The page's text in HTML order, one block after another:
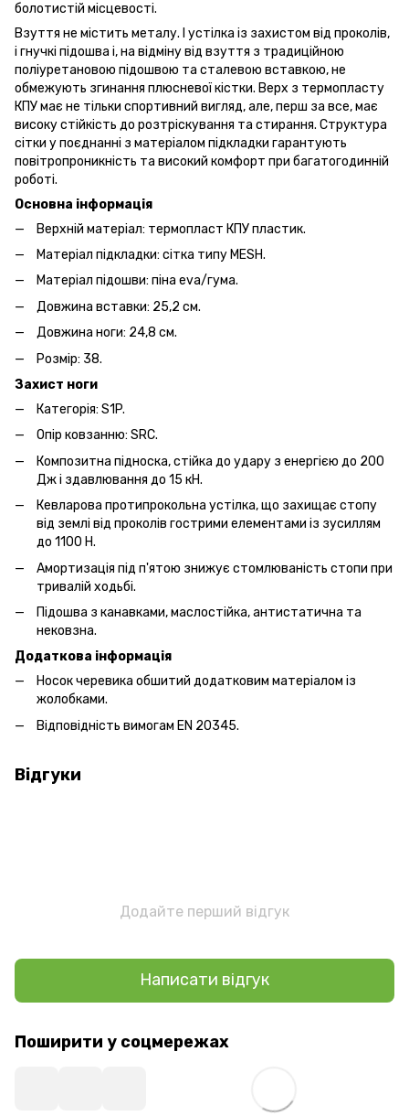
болотистій місцевості.
Взуття не містить металу. І устілка із захистом від проколів,
і гнучкі підошва і, на відміну від взуття з традиційною
поліуретановою підошвою та сталевою вставкою, не
обмежують згинання плюсневої кістки. Верх з термопласту
КПУ має не тільки спортивний вигляд, але, перш за все, має
високу стійкість до розтріскування та стирання. Структура
сітки у поєднанні з матеріалом підкладки гарантують
повітропроникність та високий комфорт при багатогодинній
роботі.
Основна інформація
Верхній матеріал: термопласт КПУ пластик.
Матеріал підкладки: сітка типу MESH.
Матеріал підошви: піна eva/гума.
Довжина вставки: 25,2 см.
Довжина ноги: 24,8 см.
Розмір: 38.
Захист ноги
Категорія: S1P.
Опір ковзанню: SRC.
Композитна підноска, стійка до удару з енергією до 200
Дж і здавлювання до 15 кН.
Кевларова протипрокольна устілка, що захищає стопу
від землі від проколів гострими елементами із зусиллям
до 1100 Н.
Амортизація під п'ятою знижує стомлюваність стопи при
тривалій ходьбі.
Підошва з канавками, маслостійка, антистатична та
нековзна.
Додаткова інформація
Носок черевика обшитий додатковим матеріалом із
жолобками.
Відповідність вимогам EN 20345.
Відгуки
Додайте перший відгук
Написати відгук
Поширити у соцмережах